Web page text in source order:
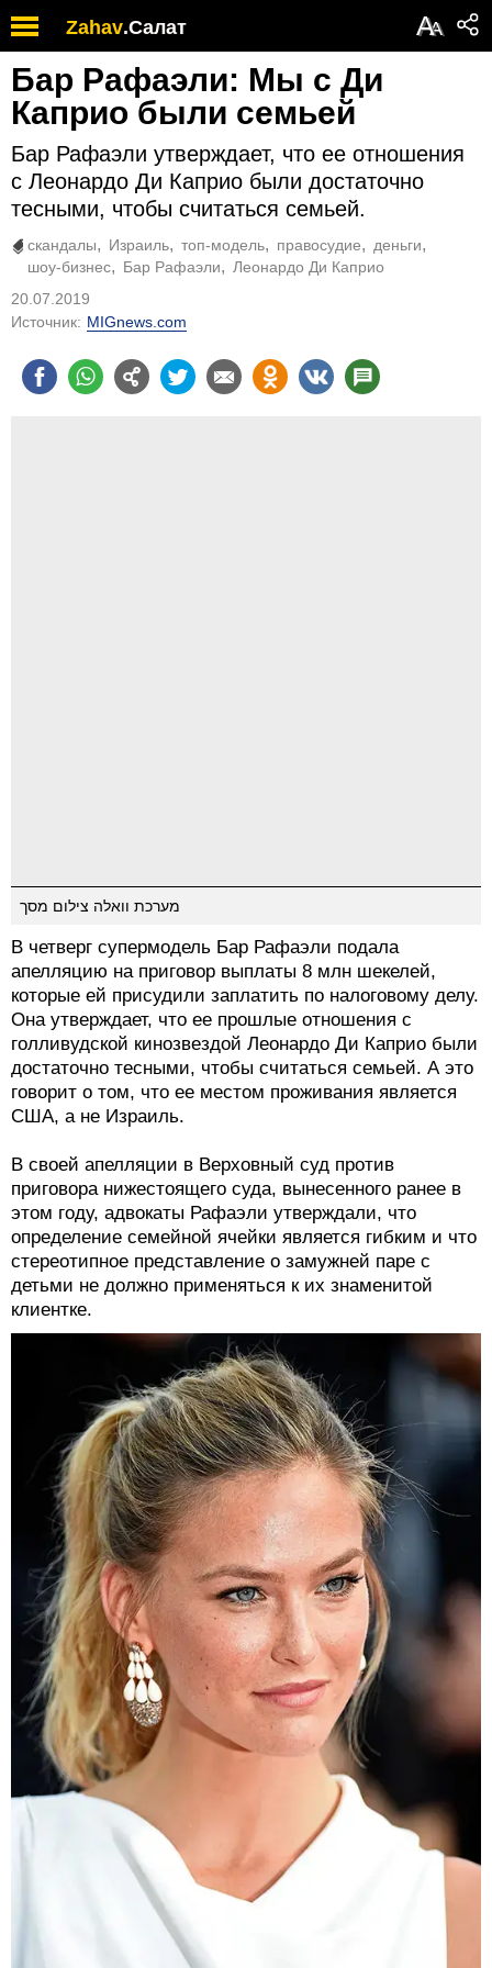
Zahav.Салат АА
Бар Рафаэли: Мы с Ди
Каприо были семьей
Бар Рафаэли утверждает, что ее отношения
с Леонардо Ди Каприо были достаточно
тесными, чтобы считаться семьей.
скандалы Израиль топ-модель правосудие
деньги
шоу-бизнес
Бар Рафаэли
Леонардо Ди Каприо
20.07.2019
Источник: MIGnews.com
מערכת וואלה צילום מסך
В четверг супермодель Бар Рафаэли подала
апелляцию на приговор выплаты 8 млн шекелей,
которые ей присудили заплатить по налоговому делу.
Она утверждает, что ее прошлые отношения с
голливудской кинозвездой Леонардо Ди Каприо были
достаточно тесными, чтобы считаться семьей. А это
говорит о том, что ее местом проживания является
США, а не Израиль.
В своей апелляции в Верховный суд против
приговора нижестоящего суда, вынесенного ранее в
этом году, адвокаты Рафаэли утверждали, что
определение семейной ячейки является гибким и что
стереотипное представление о замужней паре с
детьми не должно применяться к их знаменитой
клиентке.